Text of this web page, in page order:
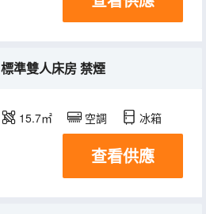
標準雙人床房 禁煙
15.7㎡ 空調 冰箱
查看供應